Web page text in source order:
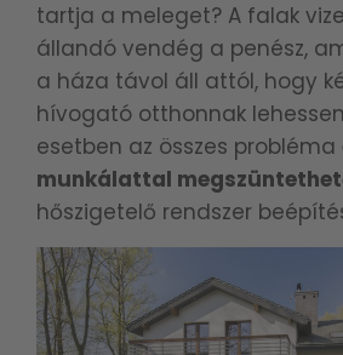
tartja a meleget? A falak
állandó vendég a penész,
a háza távol áll attól, hogy
hívogató otthonnak
esetben az összes probléma
munkálattal
hőszigetelő rendszer